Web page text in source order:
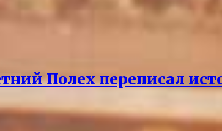
Полех переписал